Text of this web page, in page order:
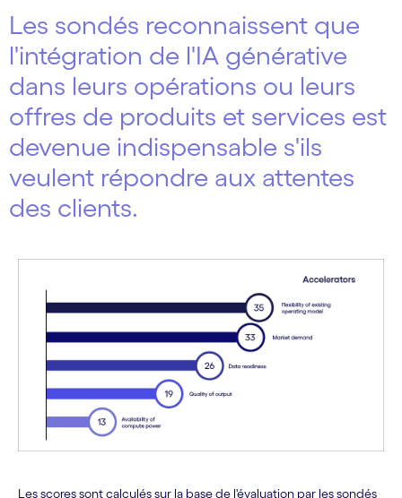
Les sondés reconnaissent que
l'intégration de l'IA générative
dans leurs opérations ou leurs
offres de produits et services est
devenue indispensable s'ils
veulent répondre aux attentes
des clients.
Les scores sont calculés sur la base de l'évaluation par les sondés